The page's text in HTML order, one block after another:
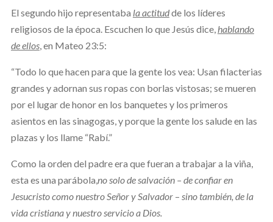
El segundo hijo representaba la actitudde los líderes
religiosos de la época. Escuchen lo que Jesús dice,hablando
de ellos, en Mateo 23:5:
“Todo lo que hacen para que la gente los vea: Usan filacterias
grandes y adornan sus ropas con borlas vistosas; se mueren
por el lugar de honor en los banquetes y los primeros
asientos en las sinagogas, y porque la gente los salude en las
plazas y los llame “Rabí.”
Como la orden del padre era que fueran a trabajar a la viña,
esta es una parábola,no solo de salvación – de confiar en
Jesucristo como nuestro Señor y Salvador – sino también, de la
vida cristiana y nuestro servicio a Dios.